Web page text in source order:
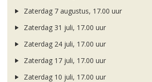
Zaterdag 7 augustus, 17.00 uur
Zaterdag 31 juli, 17.00 uur
Zaterdag 24 juli, 17.00 uur
Zaterdag 17 juli, 17.00 uur
Zaterdag 10 juli, 17.00 uur